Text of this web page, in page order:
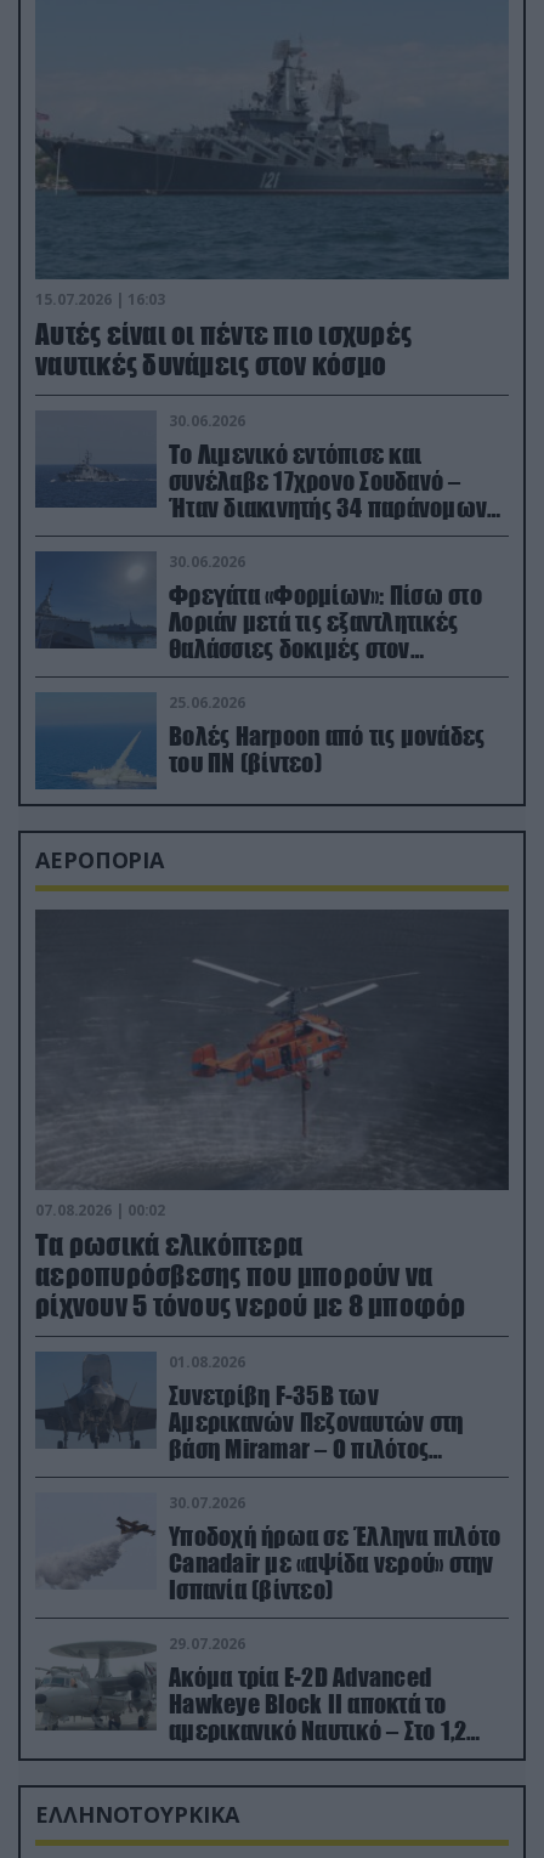
15.07.2026 | 16:03
Aυτές είναι οι πέντε πιο ισχυρές
ναυτικές δυνάμεις στον κόσμο
30.06.2026
Το Λιμενικό εντόπισε και
συνέλαβε 17χρονο Σουδανό –
Ήταν διακινητής 34 παράνομων
μεταναστών
30.06.2026
Φρεγάτα «Φορμίων»: Πίσω στο
Λοριάν μετά τις εξαντλητικές
θαλάσσιες δοκιμές στον
απαιτητικό Βισκαϊκό
25.06.2026
Βολές Harpoon από τις μονάδες
του ΠΝ (βίντεο)
ΑΕΡΟΠΟΡΙΑ
07.08.2026 | 00:02
Τα ρωσικά ελικόπτερα
αεροπυρόσβεσης που μπορούν να
ρίχνουν 5 τόνους νερού με 8 μποφόρ
01.08.2026
Συνετρίβη F-35B των
Αμερικανών Πεζοναυτών στη
βάση Miramar – Ο πιλότος
εκτινάχθηκε εγκαίρως
30.07.2026
Υποδοχή ήρωα σε Έλληνα πιλότο
Canadair με «αψίδα νερού» στην
Ισπανία (βίντεο)
29.07.2026
Ακόμα τρία E-2D Advanced
Hawkeye Block II αποκτά το
αμερικανικό Ναυτικό – Στο 1,2
δισ.δολάρια το κόστος
ΕΛΛΗΝΟΤΟΥΡΚΙΚΑ